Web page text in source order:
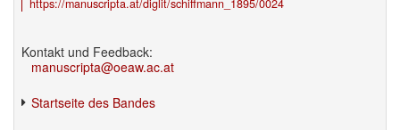
https://manuscripta.at/diglit/schiffmann_1895/0024
Kontakt und Feedback:
manuscripta@oeaw.ac.at
Startseite des Bandes